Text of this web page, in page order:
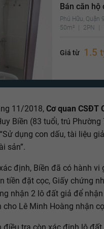
Bán căn hộ
Phú Hữu, Quận
50m²
2PN
Giá từ 1.5
11/2018, Cơ quan CSĐT
Biền (83 tuổi, trú Phường
dụng con dấu, tài liệu
sản”.
định, Biền đã có hành
tiền đặt cọc, Giấy chứng
nhận 2 lô đất giả để
cho Lê Minh Hoàng nhận